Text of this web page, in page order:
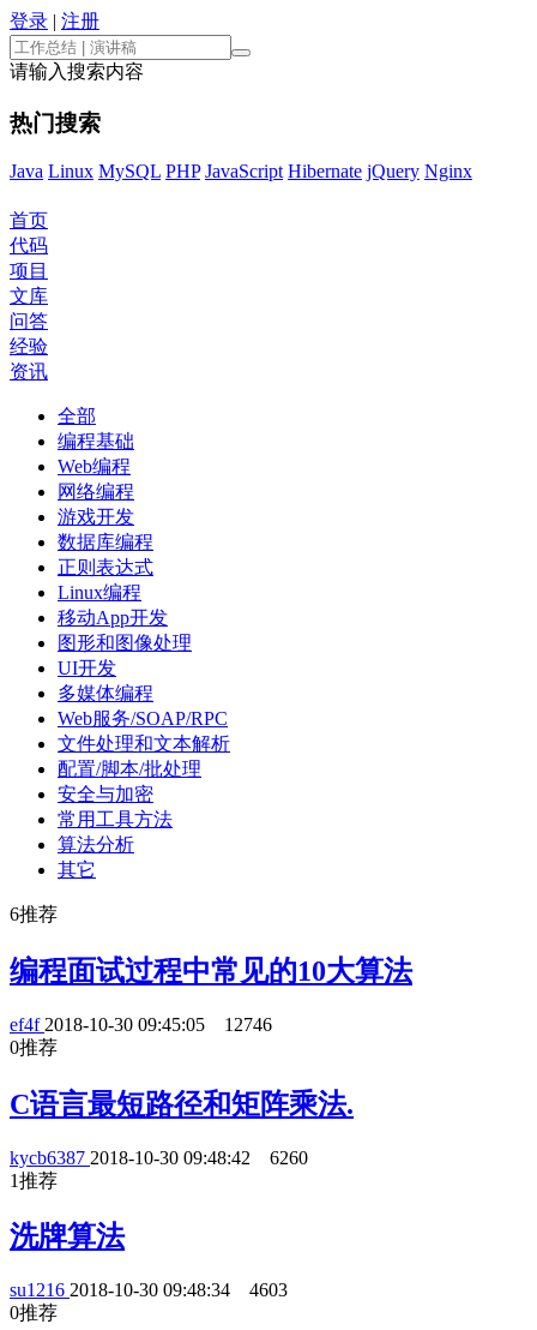
登录 | 注册
请输入搜索内容
热门搜索
Java Linux MySQL PHP JavaScript Hibernate jQuery Nginx
首页
代码
项目
文库
问答
经验
资讯
全部
编程基础
Web编程
网络编程
游戏开发
数据库编程
正则表达式
Linux编程
移动App开发
图形和图像处理
UI开发
多媒体编程
Web服务/SOAP/RPC
文件处理和文本解析
配置/脚本/批处理
安全与加密
常用工具方法
算法分析
其它
6推荐
编程面试过程中常见的10大算法
ef4f 2018-10-30 09:45:05
12746
0推荐
C语言最短路径和矩阵乘法.
kycb6387 2018-10-30 09:48:42
6260
1推荐
洗牌算法
su1216 2018-10-30 09:48:34
4603
0推荐